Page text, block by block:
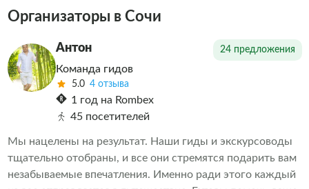
Организаторы в Сочи
Антон 24 предложения
Команда гидов
5.0 4 отзыва
1 год на Rombex
45 посетителей
Мы нацелены на результат. Наши гиды и экскурсоводы
тщательно отобраны, и все они стремятся подарить вам
незабываемые впечатления. Именно ради этого каждый